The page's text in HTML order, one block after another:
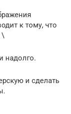
к тому, что
\
надолго.
и сделать